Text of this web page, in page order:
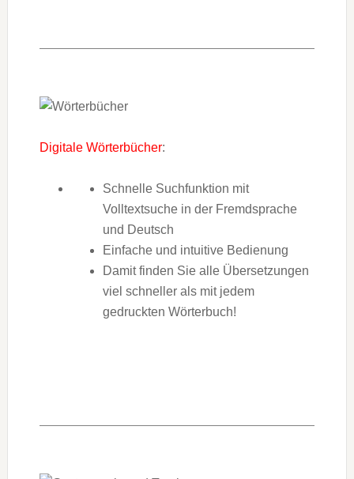
Digitale Wörterbücher:
Schnelle Suchfunktion mit
Volltextsuche in der Fremdsprache
und Deutsch
Einfache und intuitive Bedienung
Damit finden Sie alle Übersetzungen
viel schneller als mit jedem
gedruckten Wörterbuch!